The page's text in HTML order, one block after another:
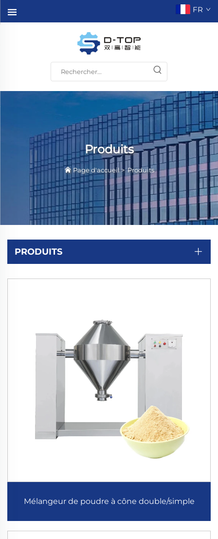
FR
Produits
Page d'accueil>Produits
PRODUITS
Mélangeur de poudre à cône double/simple